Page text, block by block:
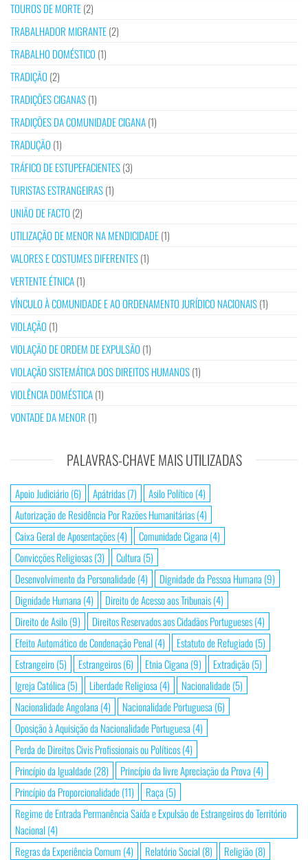
TOUROS DE MORTE(2)
TRABALHADOR MIGRANTE(2)
TRABALHO DOMÉSTICO (1)
TRADIÇÃO (2)
TRADIÇÕES CIGANAS(1)
TRADIÇÕES DA COMUNIDADE CIGANA(1)
TRADUÇÃO (1)
TRÁFICO DE ESTUPEFACIENTES(3)
TURISTAS ESTRANGEIRAS(1)
UNIÃO DE FACTO (2)
UTILIZAÇÃO DE MENOR NA MENDICIDADE(1)
VALORES E COSTUMES DIFERENTES(1)
VERTENTE ÉTNICA(1)
VÍNCULO À COMUNIDADE E AO ORDENAMENTO JURÍDICO NACIONAIS(1)
VIOLAÇÃO (1)
VIOLAÇÃO DE ORDEM DE EXPULSÃO (1)
VIOLAÇÃO SISTEMÁTICA DOS DIREITOS HUMANOS(1)
VIOLÊNCIA DOMÉSTICA(1)
VONTADE DA MENOR (1)
PALAVRAS-CHAVE MAIS UTILIZADAS
Apoio Judiciário(6) Apátridas(7) Asilo Político(4)
Autorização de Residência Por Razões Humanitárias(4)
Caixa Geral de Aposentações(4) Comunidade Cigana (4)
Convicções Religiosas(3) Cultura (5)
Desenvolvimento da Personalidade(4) Dignidade da Pessoa Humana (9)
Dignidade Humana (4) Direito de Acesso aos Tribunais(4)
Direito de Asilo(9) Direitos Reservados aos Cidadãos Portugueses(4)
Efeito Automático de Condenação Penal (4) Estatuto de Refugiado(5)
Estrangeiro(5) Estrangeiros(6) Etnia Cigana (9) Extradição(5)
Igreja Católica (5) Liberdade Religiosa (4) Nacionalidade(5)
Nacionalidade Angolana (4) Nacionalidade Portuguesa (6)
Oposição à Aquisição da Nacionalidade Portuguesa (4)
Perda de Direitos Civis Profissionais ou Políticos(4)
Princípio da Igualdade(28) Princípio da livre Apreciação da Prova (4)
Princípio da Proporcionalidade(11) Raça (5)
Regime de Entrada Permanência Saída e Expulsão de Estrangeiros do Território
Nacional (4)
Regras da Experiência Comum (4) Relatório Social (8) Religião(8)